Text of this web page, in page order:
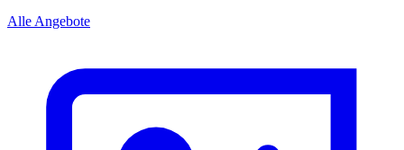
Alle Angebote